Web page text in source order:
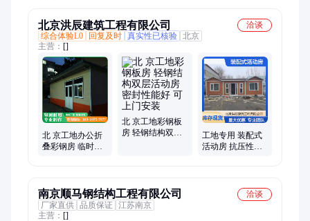
北京洪辰建筑工程有限公司
洽谈
综合体验L0
回复及时 真实性已核验 北京
主营： []
北 京工地办公折
叠彩钢房 临时宿
北 京工地彩钢板
房 轻钢结构双层
工地专用 装配式
活动房 抗压性强
南京顺马钢结构工程有限公司
洽谈
厂家直供 品质保证 江苏南京
主营： []